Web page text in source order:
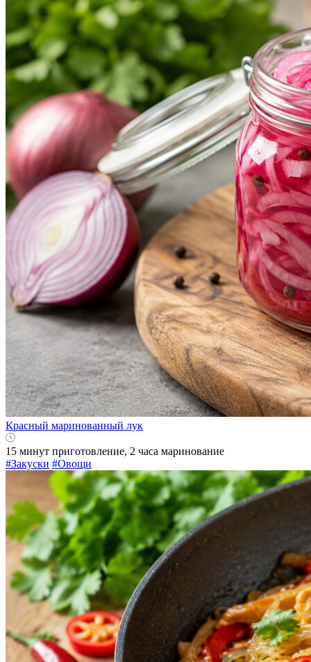
Красный маринованный лук
15 минут приготовление, 2 часа маринование
#Закуски #Овощи